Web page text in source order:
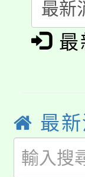
程
心
縣
門
115
程
學
代
「
車
桃
最
最